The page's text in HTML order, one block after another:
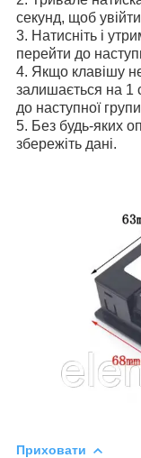
секунд, щоб
3. Натисніть і
перейти до
4. Якщо клавішу
залишається на 1
до наступної
5. Без будь-яких
збережіть дані.
Приховати